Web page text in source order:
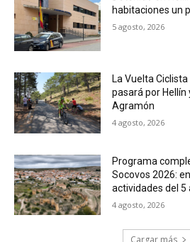
habitaciones un
5 agosto, 2026
La Vuelta
pasará por
Agramón
4 agosto, 2026
Programa
Socovos 2026:
actividades del 5
4 agosto, 2026